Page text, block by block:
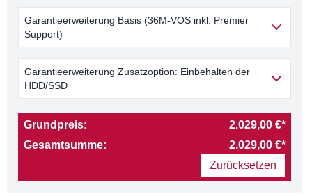
Garantieerweiterung Basis (36M-VOS inkl. Premier
Support)
Garantieerweiterung Zusatzoption: Einbehalten der
HDD/SSD
Grundpreis:
2.029,00 €*
Gesamtsumme:
2.029,00 €*
Zurücksetzen